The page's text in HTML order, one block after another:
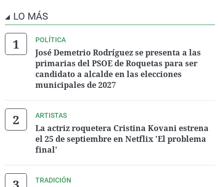
LO MÁS
POLÍTICA
José Demetrio Rodríguez se presenta a las
primarias del PSOE de Roquetas para ser
candidato a alcalde en las elecciones
municipales de 2027
ARTISTAS
La actriz roquetera Cristina Kovani estrena
el 25 de septiembre en Netflix 'El problema
final'
TRADICIÓN